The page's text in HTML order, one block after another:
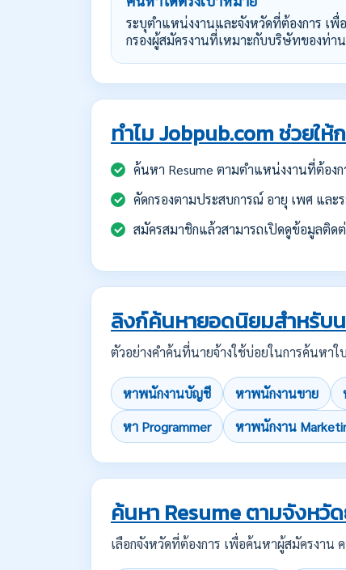
ระบุตำแหน่งงานและจังหวัดที่ต้องการ เพื่
กรองผู้สมัครงานที่เหมาะกับบริษัทของท่าน
ทำไม Jobpub.com ช่วยใ
ค้นหา Resume ตามตำแหน่งงานที่ต้องก
คัดกรองตามประสบการณ์ อายุ เพศ และ
สมัครสมาชิกแล้วสามารถเปิดดูข้อมูลติด
ลิงก์ค้นหายอดนิยมสำหรับ
ตัวอย่างคำค้นที่นายจ้างใช้บ่อยในการค้นหา
หาพนักงานบัญชี หาพนักงานขาย
หา Programmer
หาพนักงาน
ค้นหา Resume ตามจังหวั
เลือกจังหวัดที่ต้องการ เพื่อค้นหาผู้สมัครงา